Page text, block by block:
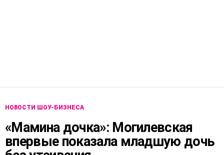
НОВОСТИ ШОУ-БИЗНЕСА
«Мамина дочка»: Могилевская
впервые показала младшую дочь